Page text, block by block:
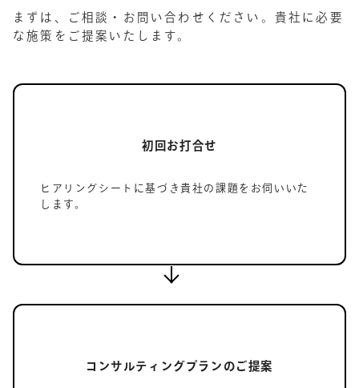
まずは、ご相談・お問い合わせください。貴社に必要
な施策をご提案いたします。
初回お打合せ
ヒアリングシートに基づき貴社の課題をお伺いいた
します。
コンサルティングプランのご提案